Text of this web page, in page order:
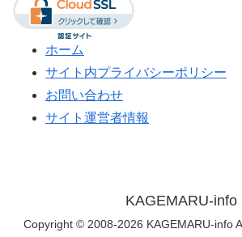
ホーム
サイト内プライバシーポリシー
お問い合わせ
サイト運営者情報
KAGEMARU-info
Copyright © 2008-2026 KAGEMARU-info